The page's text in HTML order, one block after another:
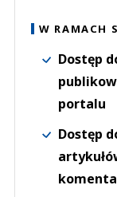
W RAMACH
Dostęp
portalu
Dostęp